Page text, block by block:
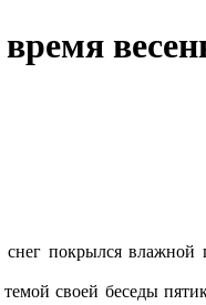
покрылся влажной
своей беседы